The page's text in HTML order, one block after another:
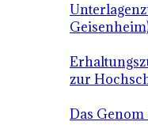
zur
Das Genom